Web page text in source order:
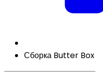
Сборка Butter Box